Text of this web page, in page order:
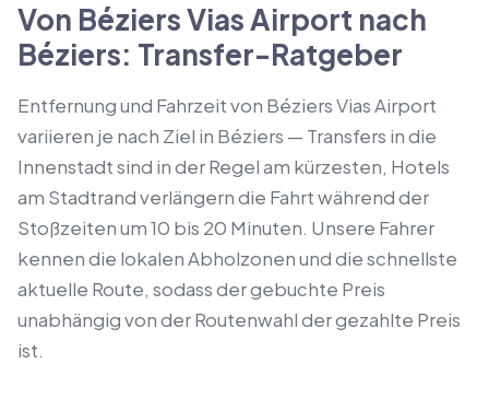
Von Béziers Vias Airport nach
Béziers: Transfer-Ratgeber
Entfernung und Fahrzeit von Béziers Vias Airport
variieren je nach Ziel in Béziers — Transfers in die
Innenstadt sind in der Regel am kürzesten, Hotels
am Stadtrand verlängern die Fahrt während der
Stoßzeiten um 10 bis 20 Minuten. Unsere Fahrer
kennen die lokalen Abholzonen und die schnellste
aktuelle Route, sodass der gebuchte Preis
unabhängig von der Routenwahl der gezahlte Preis
ist.